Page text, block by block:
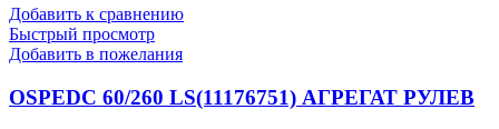
Добавить к сравнению
Быстрый просмотр
Добавить в пожелания
OSPEDC 60/260 LS(11176751) АГРЕГАТ РУЛЕВ